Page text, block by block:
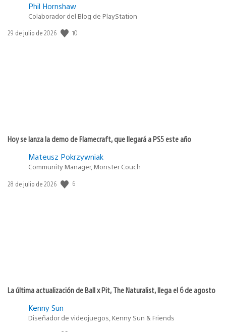
Phil Hornshaw
Colaborador del Blog de PlayStation
Fecha
29 de julio de 2026 10
Hoy se lanza la demo de Flamecraft, que llegará a PS5 este año
Mateusz Pokrzywniak
Community Manager, Monster Couch
Fecha
28 de julio de 2026 6
La última actualización de Ball x Pit, The Naturalist, llega el 6 de agosto
Kenny Sun
Diseñador de videojuegos, Kenny Sun & Friends